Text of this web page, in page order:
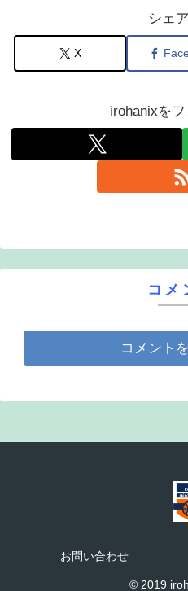
シェ
X
irohanixを
コメ
コメント
お問い合わせ
© 2019